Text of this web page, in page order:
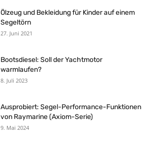
Ölzeug und Bekleidung für Kinder auf einem
Segeltörn
27. Juni 2021
Bootsdiesel: Soll der Yachtmotor
warmlaufen?
8. Juli 2023
Ausprobiert: Segel-Performance-Funktionen
von Raymarine (Axiom-Serie)
9. Mai 2024